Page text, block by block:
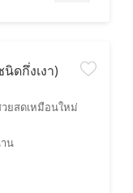
ดกึ่งเงา)
ยสดเหมือนใหม่
น